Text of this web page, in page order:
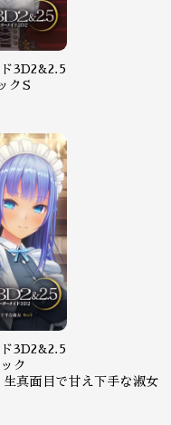
3D2&2.5
クS
3D2&2.5
ク
真面目で甘え下手な淑女